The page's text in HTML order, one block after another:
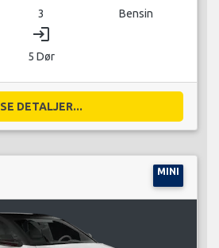
3 Bensin
login
5 Dør
SE DETALJER...
MINI